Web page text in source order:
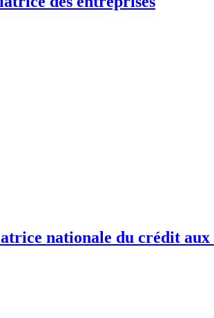
nationale du crédit aux